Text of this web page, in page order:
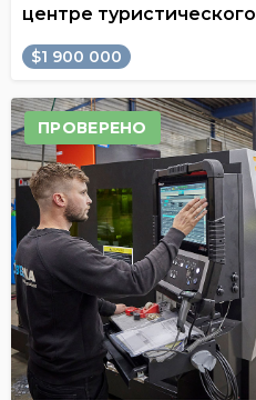
центре
$1 900 000
ПРОВЕРЕНО